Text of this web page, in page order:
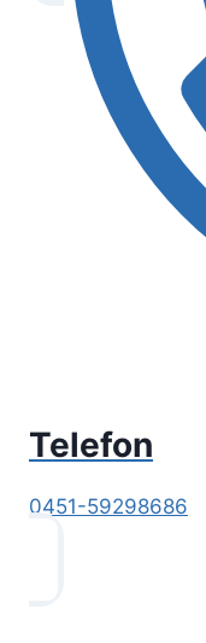
Telefon
0451-59298686